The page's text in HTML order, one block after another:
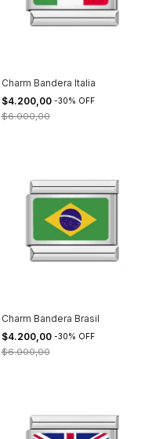
Charm Bandera Italia
$4.200,00 -30% OFF
$6.000,00
Charm Bandera Brasil
$4.200,00 -30% OFF
$6.000,00